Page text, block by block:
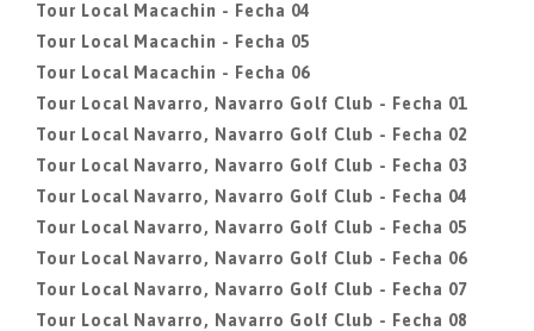
Tour Local Macachin - Fecha 04
Tour Local Macachin - Fecha 05
Tour Local Macachin - Fecha 06
Tour Local Navarro, Navarro Golf Club - Fecha 01
Tour Local Navarro, Navarro Golf Club - Fecha 02
Tour Local Navarro, Navarro Golf Club - Fecha 03
Tour Local Navarro, Navarro Golf Club - Fecha 04
Tour Local Navarro, Navarro Golf Club - Fecha 05
Tour Local Navarro, Navarro Golf Club - Fecha 06
Tour Local Navarro, Navarro Golf Club - Fecha 07
Tour Local Navarro, Navarro Golf Club - Fecha 08